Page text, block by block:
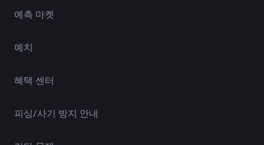
예측 마켓
예치
혜택 센터
피싱/사기 방지 안내